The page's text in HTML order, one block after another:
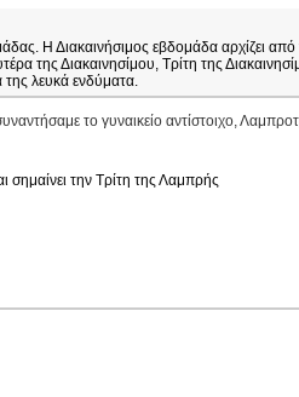
Η Διακαινήσιμος εβδομάδα αρχίζει
της Διακαινησίμου, Τρίτη της
της λευκά ενδύματα.
το γυναικείο αντίστοιχο,
σημαίνει την Τρίτη της Λαμπρής